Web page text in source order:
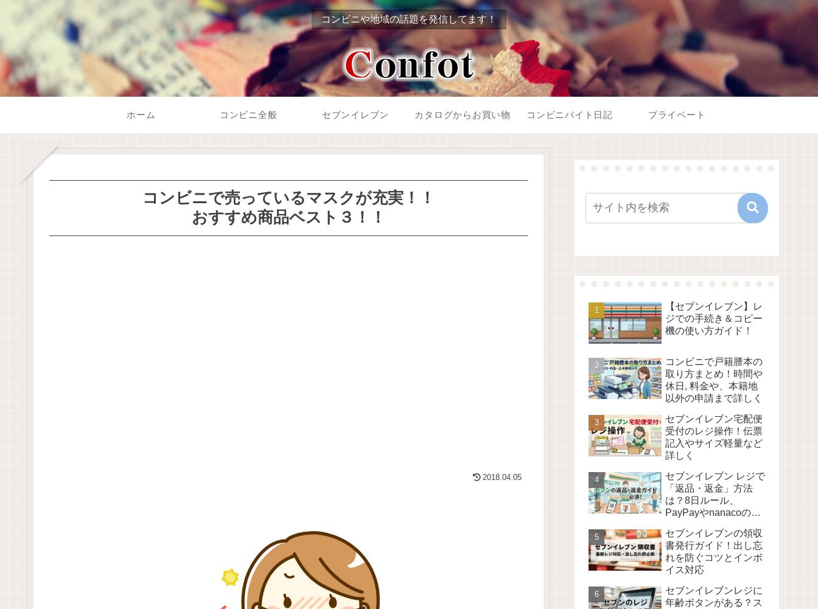
コンビニや地域の話題を発信してます！
ホーム コンビニ全般 セブンイレブン カタログからお買い物 コンビニバイト日記 プライベート
コンビニで売っているマスクが充実！！
おすすめ商品ベスト３！！
2018.04.05
【セブンイレブン】レ
ジでの手続き＆コピー
機の使い方ガイド！
コンビニで戸籍謄本の
取り方まとめ！時間や
休日, 料金や、本籍地
以外の申請まで詳しく
セブンイレブン宅配便
受付のレジ操作！伝票
記入やサイズ軽量など
詳しく
セブンイレブン レジで
「返品・返金」方法
は？8日ルール、
PayPayやnanacoの場
セブンイレブンの領収
書発行ガイド！出し忘
れを防ぐコツとインボ
イス対応
セブンイレブンレジに
年齢ボタンがある？ス